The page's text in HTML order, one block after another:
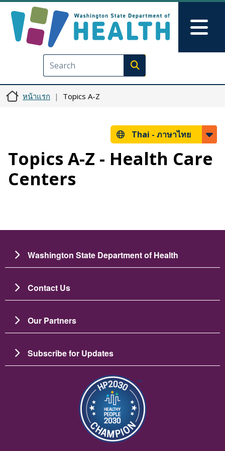
Execute search
หน้าแรก Topics A-Z
Thai - ภาษาไทย
Topics A-Z - Health Care
Centers
Washington State Department of Health
Contact Us
Our Partners
Subscribe for Updates
Image